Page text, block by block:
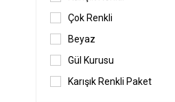
Çok Renkli
Beyaz
Gül Kurusu
Karışık Renkli Paket